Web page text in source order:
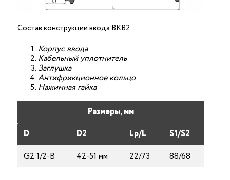
Состав конструкции ввода ВКВ2:
Корпус ввода
Кабельный уплотнитель
Заглушка
Антифрикционное кольцо
Нажимная гайка
Размеры, мм
D
D2 Lp/L
S1/S2
G2 1/2-B
42-51 мм 22/73 88/68